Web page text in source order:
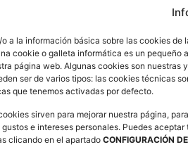
a la información básica sobre las cookies de
cookie o galleta informática es un pequeño
página web. Algunas cookies son nuestras
ser de varios tipos: las cookies técnicas
que tenemos activadas por defecto.
sirven para mejorar nuestra página,
gustos e intereses personales. Puedes
clicando en el apartado CONFIGURACIÓN
C/ San Pablo nº 70, local
info@redaragonesa.org
legal • Política de Privacidad • Política